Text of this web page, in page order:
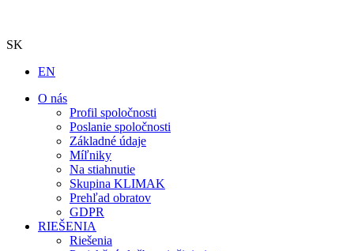
SK
EN
O nás
Profil spoločnosti
Poslanie spoločnosti
Základné údaje
Míľniky
Na stiahnutie
Skupina KLIMAK
Prehľad obratov
GDPR
RIEŠENIA
Riešenia